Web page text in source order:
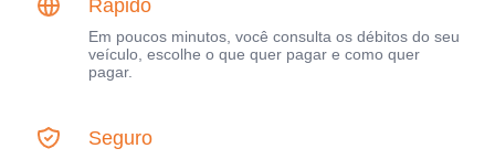
Rápido
Em poucos minutos, você consulta os débitos do seu
veículo, escolhe o que quer pagar e como quer
pagar.
Seguro